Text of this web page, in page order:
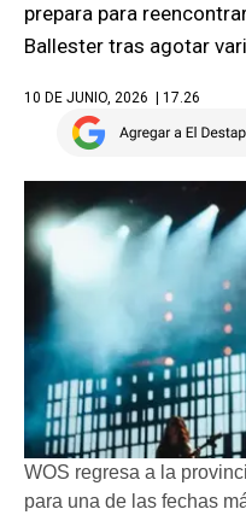
prepara para
Ballester tras agotar
10 DE JUNIO, 2026 | 17.26
WOS regresa a la
para una de las fechas